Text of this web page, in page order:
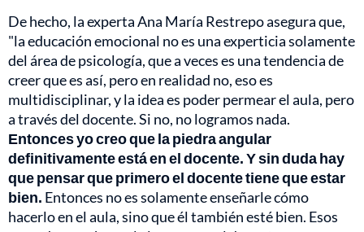
De hecho, la experta Ana María Restrepo asegura que,
"la educación emocional no es una experticia solamente
del área de psicología, que a veces es una tendencia de
creer que es así, pero en realidad no, eso es
multidisciplinar, y la idea es poder permear el aula, pero
a través del docente. Si no, no logramos nada.
Entonces yo creo que la piedra angular
definitivamente está en el docente. Y sin duda hay
que pensar que primero el docente tiene que estar
bien. Entonces no es solamente enseñarle cómo
hacerlo en el aula, sino que él también esté bien. Esos